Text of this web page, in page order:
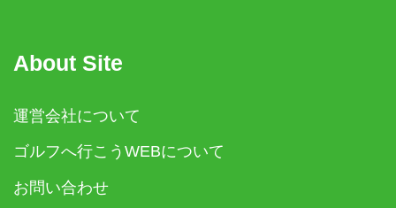
About Site
運営会社について
ゴルフへ行こうWEBについて
お問い合わせ